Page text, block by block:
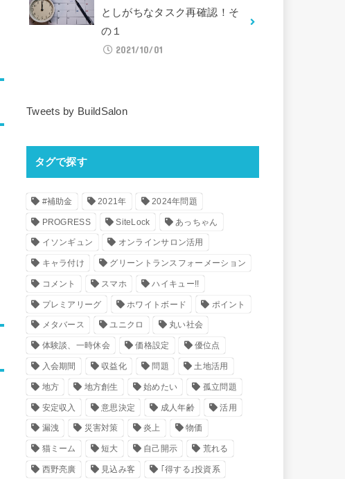
としがちなタスク再確認！そ
の１
2021/10/01
Tweets by BuildSalon
タグで探す
#補助金 2021年 2024年問題
PROGRESS SiteLock あっちゃん
イソンギュン オンラインサロン活用
キャラ付け グリーントランスフォーメーション
コメント スマホ ハイキュー!!
プレミアリーグ ホワイトボード ポイント
メタバース ユニクロ 丸い社会
体験談、一時休会 価格設定 優位点
入会期間 収益化 問題 土地活用
地方 地方創生 始めたい 孤立問題
安定収入 意思決定 成人年齢 活用
漏洩 災害対策 炎上 物価
猫ミーム 短大 自己開示 荒れる
西野亮廣 見込み客 ｢得する｣投資系